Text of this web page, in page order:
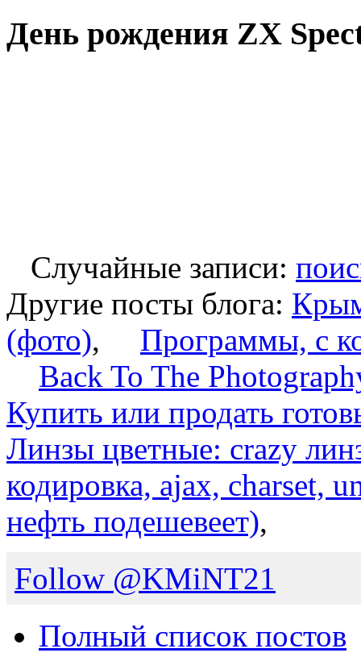
День рождения ZX
Случайные записи:
Другие посты блога:
(фото), Программы, с
Back To The
Купить или продать
Линзы цветные: crazy
кодировка, ajax, charset,
нефть подешевеет),
Follow @KMiNT21
Полный список постов